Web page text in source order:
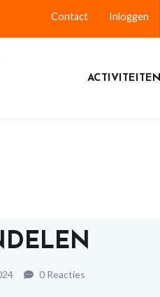
Contact Inloggen
ACTIVITEITEN
0 Reacties